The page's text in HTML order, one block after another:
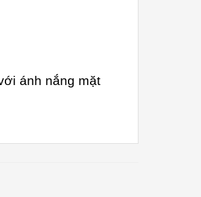
ánh nắng mặt